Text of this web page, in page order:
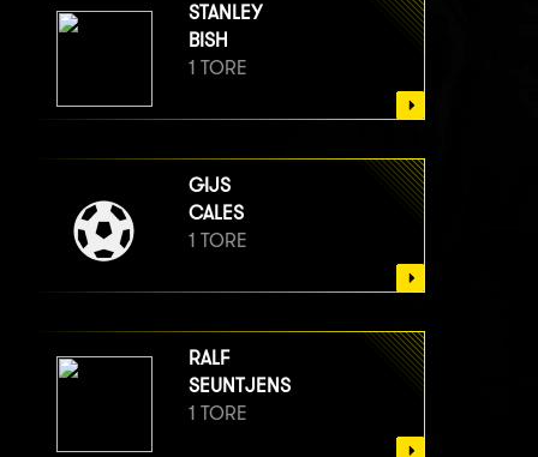
STANLEY
BISH
1 TORE
GIJS
CALES
1 TORE
RALF
SEUNTJENS
1 TORE